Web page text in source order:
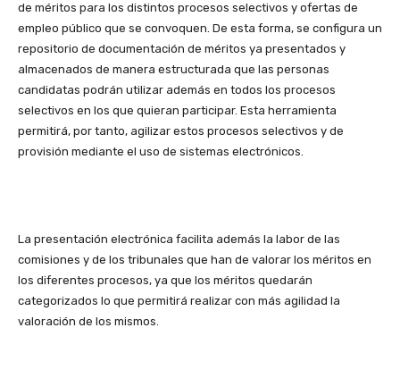
de méritos para los distintos procesos selectivos y ofertas de
empleo público que se convoquen. De esta forma, se configura un
repositorio de documentación de méritos ya presentados y
almacenados de manera estructurada que las personas
candidatas podrán utilizar además en todos los procesos
selectivos en los que quieran participar. Esta herramienta
permitirá, por tanto, agilizar estos procesos selectivos y de
provisión mediante el uso de sistemas electrónicos.
La presentación electrónica facilita además la labor de las
comisiones y de los tribunales que han de valorar los méritos en
los diferentes procesos, ya que los méritos quedarán
categorizados lo que permitirá realizar con más agilidad la
valoración de los mismos.